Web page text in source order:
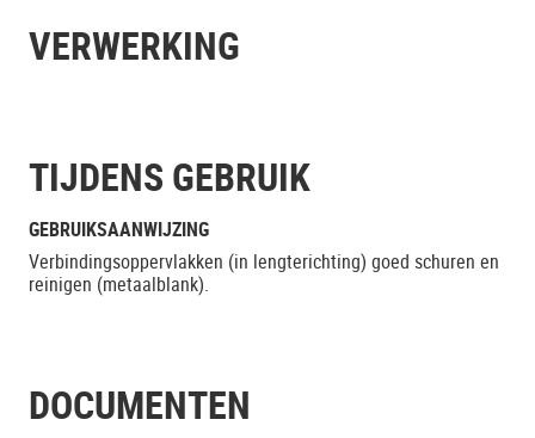
VERWERKING
TIJDENS GEBRUIK
GEBRUIKSAANWIJZING
Verbindingsoppervlakken (in lengterichting) goed schuren en
reinigen (metaalblank).
DOCUMENTEN